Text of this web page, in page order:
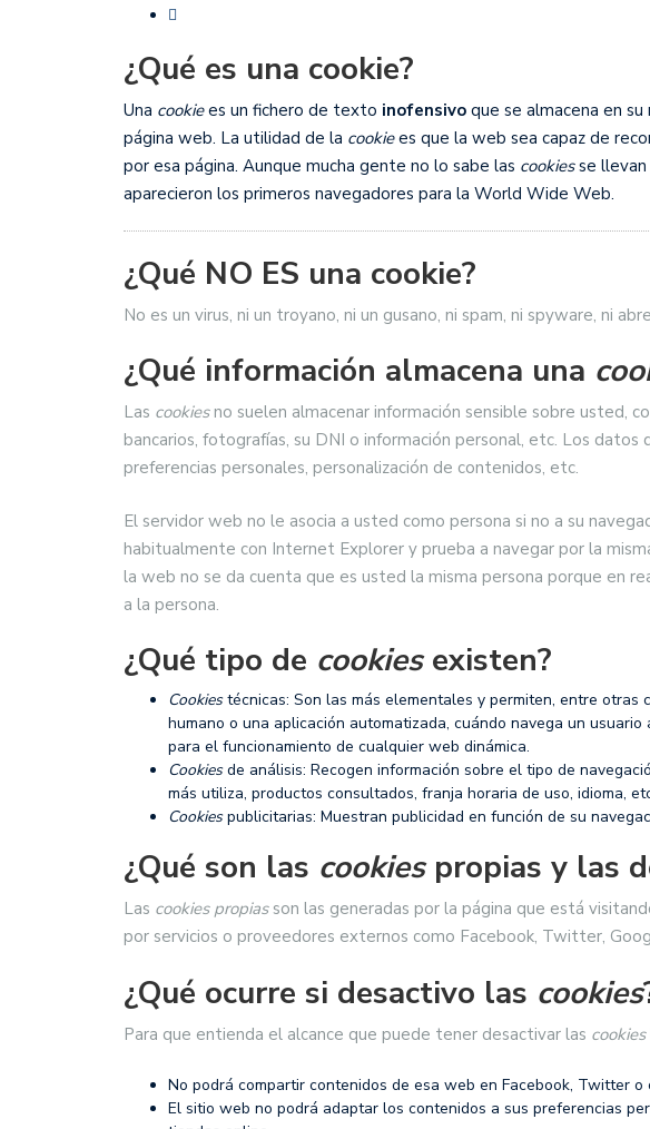
SF2: FEEL ALCOBENDAS Vs CV ZALAETA
¿Qué es una cookie?
Una cookiees un fichero de texto inofensivo que se almacena en
página web. La utilidad de la cookiees que la web sea capaz de
por esa página. Aunque mucha gente no lo sabe las cookiesse llevan
aparecieron los primeros navegadores para la World Wide Web.
¿Qué NO ES una cookie?
No es un virus, ni un troyano, ni un gusano, ni spam, ni spyware, ni
¿Qué información almacena una
Las cookiesno suelen almacenar información sensible sobre usted,
bancarios, fotografías, su DNI o información personal, etc. Los datos
preferencias personales, personalización de contenidos, etc.
El servidor web no le asocia a usted como persona si no a su
habitualmente con Internet Explorer y prueba a navegar por la
la web no se da cuenta que es usted la misma persona porque en
a la persona.
¿Qué tipo de cookiesexisten?
Cookiestécnicas: Son las más elementales y permiten, entre otras
humano o una aplicación automatizada, cuándo navega un
para el funcionamiento de cualquier web dinámica.
Cookiesde análisis: Recogen información sobre el tipo de
más utiliza, productos consultados, franja horaria de uso, idioma,
Cookiespublicitarias: Muestran publicidad en función de su
¿Qué son las cookiespropias y las
Las cookies propiasson las generadas por la página que está
por servicios o proveedores externos como Facebook, Twitter,
¿Qué ocurre si desactivo las cookies
Para que entienda el alcance que puede tener desactivar las cookies
No podrá compartir contenidos de esa web en Facebook, Twitter
El sitio web no podrá adaptar los contenidos a sus preferencias